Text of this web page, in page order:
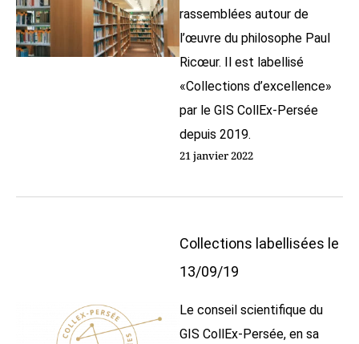
rassemblées autour de
l’œuvre du philosophe Paul
Ricœur. Il est labellisé
«Collections d’excellence»
par le GIS CollEx-Persée
depuis 2019.
21 janvier 2022
Collections labellisées le
13/09/19
Le conseil scientifique du
GIS CollEx-Persée, en sa